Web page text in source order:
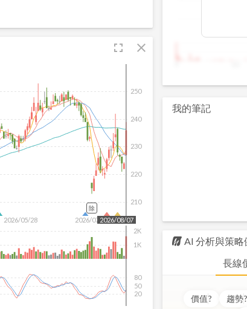
fullscreen close
2026/05/28 2026/07/16
210
220
230
240
250
2026/08/07
1K
2K
除
20
50
80
我的筆記
AI 分析與策略
長線
價值? 趨勢?